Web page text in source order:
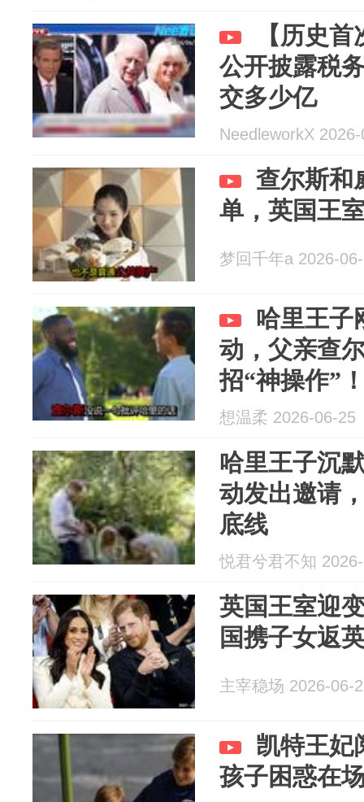
【历史
公开披露税
交多少亿
NeedleworkX
查尔斯和
单，英国王
梦回千年a 2026-
哈里王子
动，父亲查
招“神操作”
想温柔 2026-06-25
哈里王子沉
动发出邀请
底线
悦君兮君不知
英国王室迎
国携子女返
主宰稳场 2026-06-
凯特王妃
孩子困惑在